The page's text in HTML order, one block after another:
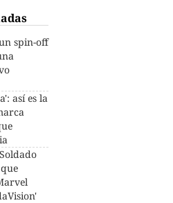
spin-off
así es la